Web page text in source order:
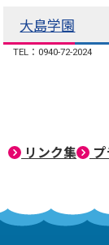
大島学園
TEL：0940-72-2024
リンク集 プ